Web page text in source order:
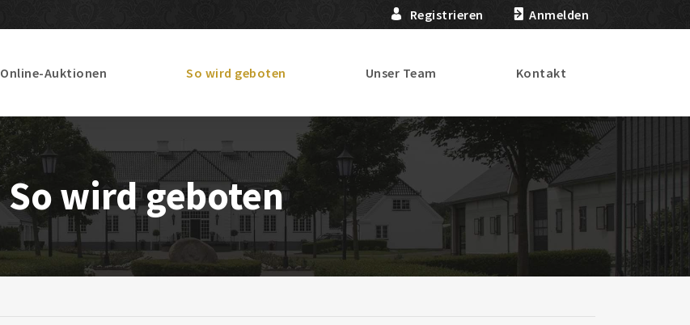
Registrieren Anmelden
Online-Auktionen So wird geboten Unser Team Kontakt
So wird geboten